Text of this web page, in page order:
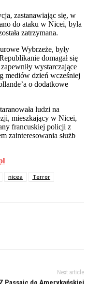
zastanawiając się, w
do ataku w Nicei, była
zatrzymana.
Wybrzeże, były
domagał się
wystarczające
mediów dzień wcześniej
o dodatkowe
ludzi na
mieszkający w Nicei,
francuskiej policji z
zainteresowania służb
nicea
Terror
Next article